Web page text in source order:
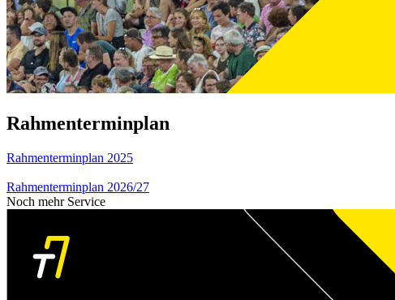
Rahmenterminplan
Rahmenterminplan 2025
Rahmenterminplan 2026/27
Noch mehr Service